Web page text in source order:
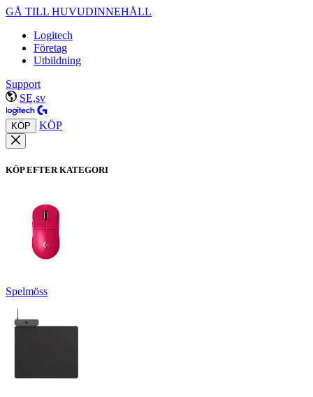
GÅ TILL HUVUDINNEHÅLL
Logitech
Företag
Utbildning
Support
SE,sv
KÖP KÖP
KÖP EFTER KATEGORI
Spelmöss